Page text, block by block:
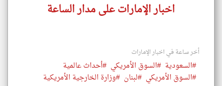
اخبار الإمارات على مدار الساعة
أخر ساعة في اخبار الإمارات
#السعودية #السوق الأمريكي #أحداث عالمية
#السوق الأمريكي #لبنان #وزارة الخارجية الأمريكية